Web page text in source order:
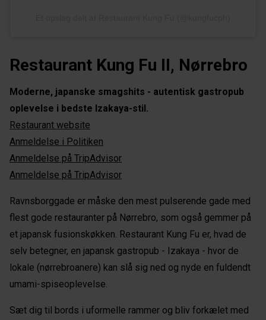
Restaurant Kung Fu II, Nørrebro
Moderne, japanske smagshits - autentisk gastropub
oplevelse i bedste Izakaya-stil.
Restaurant website
Anmeldelse i Politiken
Anmeldelse på TripAdvisor
Anmeldelse på TripAdvisor
Ravnsborggade er måske den mest pulserende gade med
flest gode restauranter på Nørrebro, som også gemmer på
et japansk fusionskøkken. Restaurant Kung Fu er, hvad de
selv betegner, en japansk gastropub - Izakaya - hvor de
lokale (nørrebroanere) kan slå sig ned og nyde en fuldendt
umami-spiseoplevelse.
Sæt dig til bords i uformelle rammer og bliv forkælet med